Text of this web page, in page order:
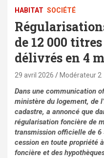
HABITAT SOCIÉTÉ
de 12 000
délivrés en 4
29 avril 2026 Modérateur 2
Dans une communication
ministère du logement, de
cadastre, a annoncé que
régularisation foncière de
transmission officielle de 6
cession en toute propriété
foncière et des